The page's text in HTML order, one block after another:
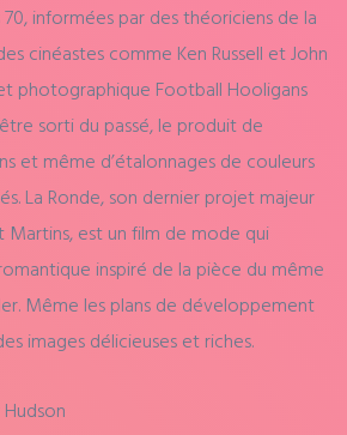
informées par des théoriciens de la
cinéastes comme Ken Russell et John
photographique Football Hooligans
sorti du passé, le produit de
et même d’étalonnages de couleurs
La Ronde, son dernier projet majeur
Martins, est un film de mode qui
inspiré de la pièce du même
Même les plans de développement
images délicieuses et riches.